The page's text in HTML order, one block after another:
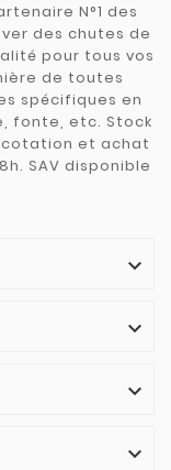
N°1 des
des chutes de
pour tous vos
de toutes
spécifiques en
fonte, etc. Stock
cotation et achat
SAV disponible



